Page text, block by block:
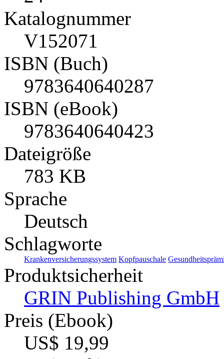
Katalognummer
V152071
ISBN (Buch)
9783640640287
ISBN (eBook)
9783640640423
Dateigröße
783 KB
Sprache
Deutsch
Schlagworte
Krankenversicherungssystem Kopfpauschale
Produktsicherheit
GRIN Publishing GmbH
Preis (Ebook)
US$ 19,99